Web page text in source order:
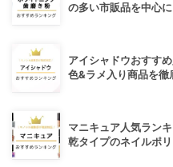
の多い市販品を中心に
アイシャドウおすす
色&ラメ入り商品を徹
マニキュア人気ラン
乾タイプのネイルポ